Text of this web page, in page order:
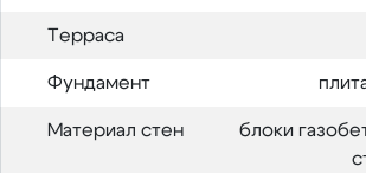
Терраса
Фундамент
Материал стен
блоки